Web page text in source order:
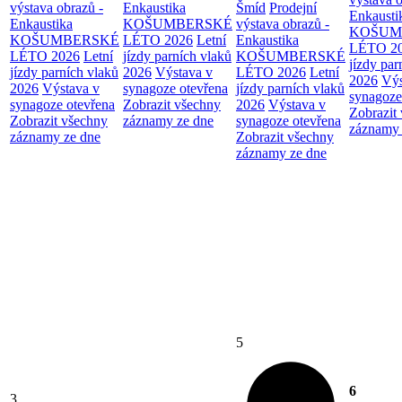
výstava obrazů -
Enkaustika
KOŠUMBERSKÉ
LÉTO 2026 Letní
jízdy parních vlaků
2026 Výstava v
synagoze otevřena
Zobrazit všechny
záznamy ze dne
Enkaustika
KOŠUMBERSKÉ
LÉTO 2026 Letní
jízdy parních vlaků
2026 Výstava v
synagoze otevřena
Zobrazit všechny
záznamy ze dne
Šmíd Prodejní
výstava obrazů -
Enkaustika
KOŠUMBERSKÉ
LÉTO 2026 Letní
jízdy parních vlaků
2026 Výstava v
synagoze otevřena
Zobrazit všechny
záznamy ze dne
LÉTO
jízdy
2026
Zobrazit
3
5
6